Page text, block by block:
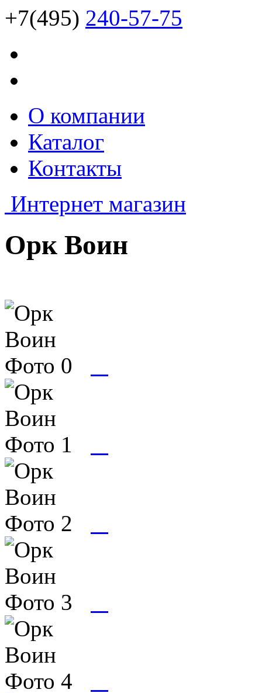
+7(495) 240-57-75
О компании
Каталог
Контакты
Интернет магазин
Орк Воин